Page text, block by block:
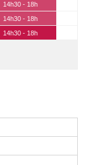
14h30 - 18h
14h30 - 18h
14h30 - 18h